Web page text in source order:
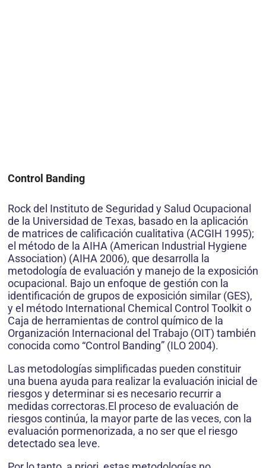
Control Banding
Rock del Instituto de Seguridad y Salud Ocupacional
de la Universidad de Texas, basado en la aplicación
de matrices de calificación cualitativa (ACGIH 1995);
el método de la AIHA (American Industrial Hygiene
Association) (AIHA 2006), que desarrolla la
metodología de evaluación y manejo de la exposición
ocupacional. Bajo un enfoque de gestión con la
identificación de grupos de exposición similar (GES),
y el método International Chemical Control Toolkit o
Caja de herramientas de control químico de la
Organización Internacional del Trabajo (OIT) también
conocida como “Control Banding” (ILO 2004).
Las metodologías simplificadas pueden constituir
una buena ayuda para realizar la evaluación inicial de
riesgos y determinar si es necesario recurrir a
medidas correctoras.El proceso de evaluación de
riesgos continúa, la mayor parte de las veces, con la
evaluación pormenorizada, a no ser que el riesgo
detectado sea leve.